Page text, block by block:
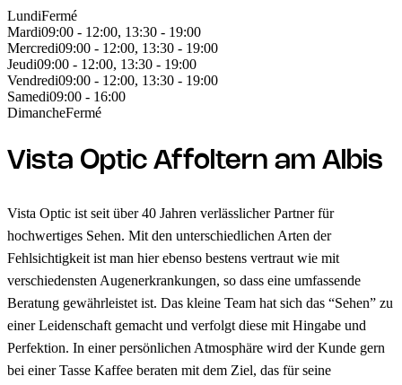
LundiFermé
Mardi09:00 - 12:00, 13:30 - 19:00
Mercredi09:00 - 12:00, 13:30 - 19:00
Jeudi09:00 - 12:00, 13:30 - 19:00
Vendredi09:00 - 12:00, 13:30 - 19:00
Samedi09:00 - 16:00
DimancheFermé
Vista Optic Affoltern am Albis
Vista Optic ist seit über 40 Jahren verlässlicher Partner für
hochwertiges Sehen. Mit den unterschiedlichen Arten der
Fehlsichtigkeit ist man hier ebenso bestens vertraut wie mit
verschiedensten Augenerkrankungen, so dass eine umfassende
Beratung gewährleistet ist. Das kleine Team hat sich das “Sehen” zu
einer Leidenschaft gemacht und verfolgt diese mit Hingabe und
Perfektion. In einer persönlichen Atmosphäre wird der Kunde gern
bei einer Tasse Kaffee beraten mit dem Ziel, das für seine